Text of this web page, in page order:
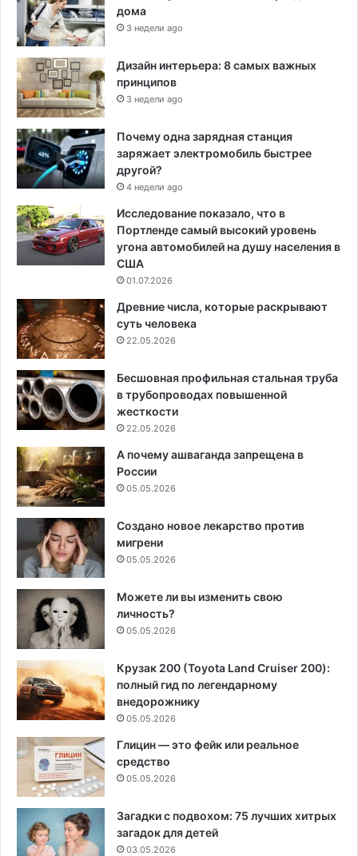
дома
3 недели ago
Дизайн интерьера: 8 самых важных
принципов
3 недели ago
Почему одна зарядная станция
заряжает электромобиль быстрее
другой?
4 недели ago
Исследование показало, что в
Портленде самый высокий уровень
угона автомобилей на душу населения в
США
01.07.2026
Древние числа, которые раскрывают
суть человека
22.05.2026
Бесшовная профильная стальная труба
в трубопроводах повышенной
жесткости
22.05.2026
А почему ашваганда запрещена в
России
05.05.2026
Создано новое лекарство против
мигрени
05.05.2026
Можете ли вы изменить свою
личность?
05.05.2026
Крузак 200 (Toyota Land Cruiser 200):
полный гид по легендарному
внедорожнику
05.05.2026
Глицин — это фейк или реальное
средство
05.05.2026
Загадки с подвохом: 75 лучших хитрых
загадок для детей
03.05.2026